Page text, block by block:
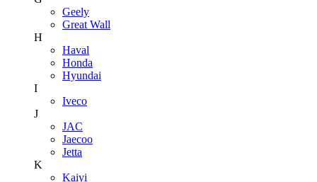
Geely
Great Wall
H
Haval
Honda
Hyundai
I
Iveco
J
JAC
Jaecoo
Jetta
K
Kaiyi